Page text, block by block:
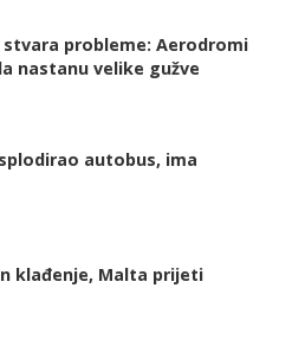
stvara probleme: Aerodromi
nastanu velike gužve
autobus, ima
klađenje, Malta prijeti